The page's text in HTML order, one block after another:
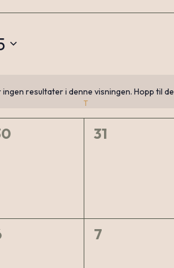
Notice
resultater i denne visningen. Hopp til de
T
0
31
0
7